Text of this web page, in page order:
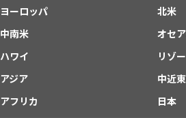
ヨーロッパ
北米
中南米
オセ
ハワイ
リゾ
アジア
中近東
アフリカ
日本